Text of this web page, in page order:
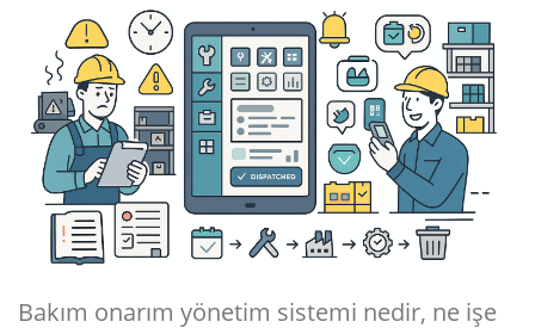
Bakım onarım yönetim sistemi nedir, ne işe